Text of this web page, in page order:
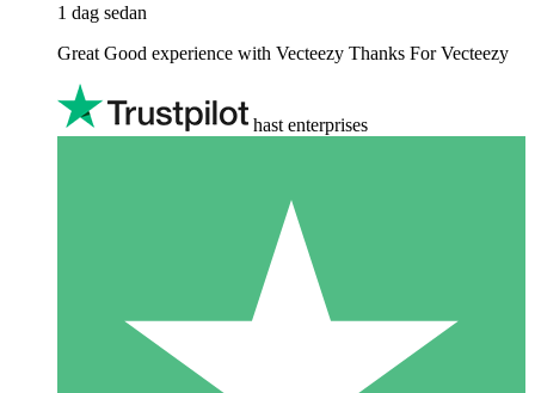
1 dag sedan
Great Good experience with Vecteezy Thanks For Vecteezy
hast enterprises